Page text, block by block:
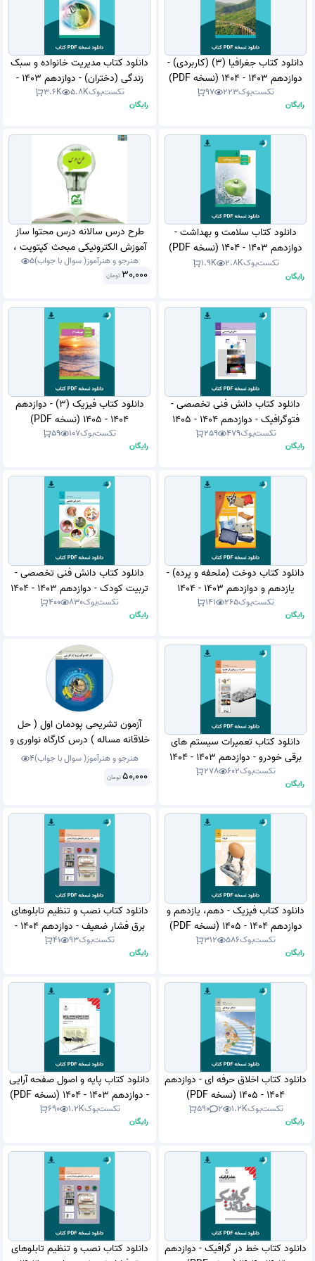
دانلود کتاب جغرافیا (3) (کاربردی) -
دوازدهم 1403 - 1404 (نسخه PDF)
تکست‌بوک223
97
رایگان
دانلود کتاب مدیریت خانواده و سبک
زندگی (دختران) - دوازدهم 1403 -
1404 (نسخه PDF)
تکست‌بوک5.8K
3.6K
رایگان
دانلود کتاب سلامت و بهداشت -
دوازدهم 1403 - 1404 (نسخه PDF)
تکست‌بوک2.8K
1.9K
رایگان
طرح درس سالانه درس محتوا ساز
آموزش الکترونیکی مبحث کپتویت ،
اتوپلی ( captivate . Auto play
Media Studio ) .
هنرجو و هنرآموز( سوال با جواب)5
30,000 تومان
دانلود کتاب دانش فنی تخصصی -
فتوگرافیک - دوازدهم 1404 - 1405
(نسخه PDF)
تکست‌بوک479
259
رایگان
دانلود کتاب فیزیک (3) - دوازدهم
1404 - 1405 (نسخه PDF)
تکست‌بوک107
59
رایگان
دانلود کتاب دوخت (ملحفه و پرده) -
یازدهم و دوازدهم 1403 - 1404
(نسخه PDF)
تکست‌بوک265
141
رایگان
دانلود کتاب دانش فنی تخصصی -
تربیت کودک - دوازدهم 1403 - 1404
(نسخه PDF)
تکست‌بوک830
400
رایگان
دانلود کتاب تعمیرات سیستم های
برقی خودرو - دوازدهم 1403 - 1404
(نسخه PDF)
تکست‌بوک602
278
رایگان
آزمون تشریحی پودمان اول ( حل
خلاقانه مساله ) درس کارگاه نواوری و
کارافرینی پایه یازدهم کاردانش و فنی
و دوازدهم متوسطه نظری سال
تحصیلی1401/1400 با جواب .
هنرجو و هنرآموز( سوال با جواب)4
50,000تومان
دانلود کتاب فیزیک - دهم، یازدهم و
دوازدهم 1404 - 1405 (نسخه PDF)
تکست‌بوک586
312
رایگان
دانلود کتاب نصب و تنظیم تابلوهای
برق فشار ضعیف - دوازدهم 1404 -
1405 (نسخه PDF)
تکست‌بوک93
41
رایگان
دانلود کتاب اخلاق حرفه ای - دوازدهم
1404 - 1405 (نسخه PDF)
تکست‌بوک1.2K
2
590
رایگان
دانلود کتاب پایه و اصول صفحه آرایی
- دوازدهم 1403 - 1404 (نسخه PDF)
تکست‌بوک1.2K
690
رایگان
دانلود کتاب خط در گرافیک - دوازدهم
دانلود کتاب نصب و تنظیم تابلوهای